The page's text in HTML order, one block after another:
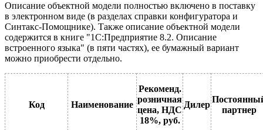
Описание объектной модели полностью включено в поставку
в электронном виде (в разделах справки конфигуратора и
Синтакс-Помощнике). Также описание объектной модели
содержится в книге "1С:Предприятие 8.2. Описание
встроенного языка" (в пяти частях), ее бумажный вариант
можно приобрести отдельно.
Код Наименование
Рекоменд.
розничная
цена, НДС
18%, руб.
Дилер
партнер